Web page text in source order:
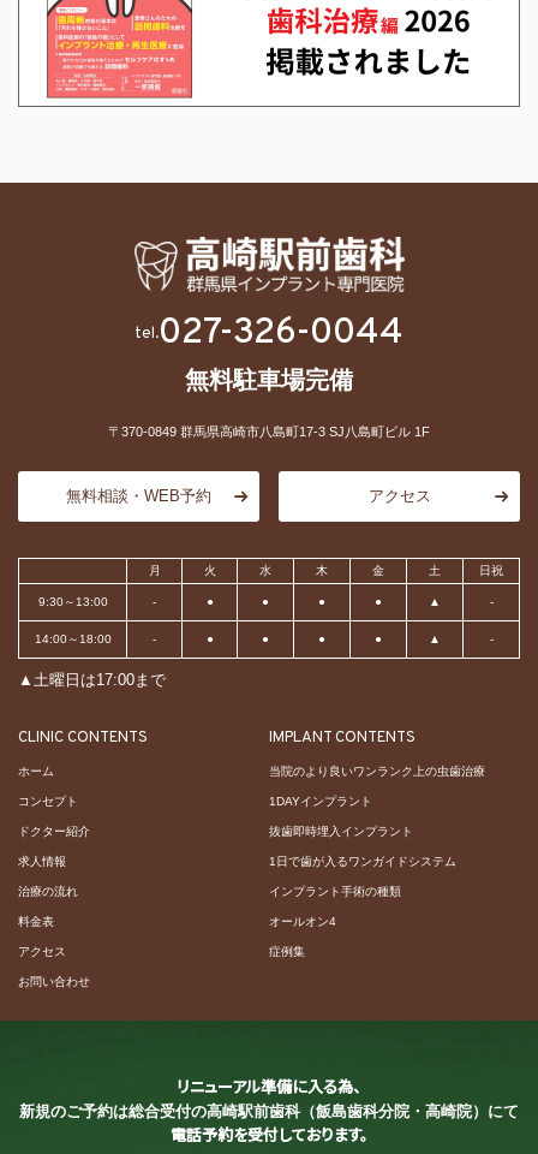
tel.027-326-0044
無料駐車場完備
〒370-0849 群馬県高崎市八島町17-3 SJ八島町ビル 1F
無料相談・WEB予約 アクセス
月 火 水 木 金 土 日祝
9:30～13:00 - ● ● ● ● ▲ -
14:00～18:00 - ● ● ● ● ▲ -
▲土曜日は17:00まで
CLINIC CONTENTS
ホーム
コンセプト
ドクター紹介
求人情報
治療の流れ
料金表
アクセス
お問い合わせ
IMPLANT CONTENTS
当院のより良いワンランク上の虫歯治療
1DAYインプラント
抜歯即時埋入インプラント
1日で歯が入るワンガイドシステム
インプラント手術の種類
オールオン4
症例集
リニューアル準備に入る為、
新規のご予約は総合受付の高崎駅前歯科（飯島歯科分院・高崎院）にて
電話予約を受付しております。